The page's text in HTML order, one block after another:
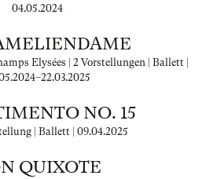
04.05.2024
Elysées | 2 Vorstellungen | Ballett |
–22.03.2025
NO. 15
| Ballett | 09.04.2025
QUIXOTE